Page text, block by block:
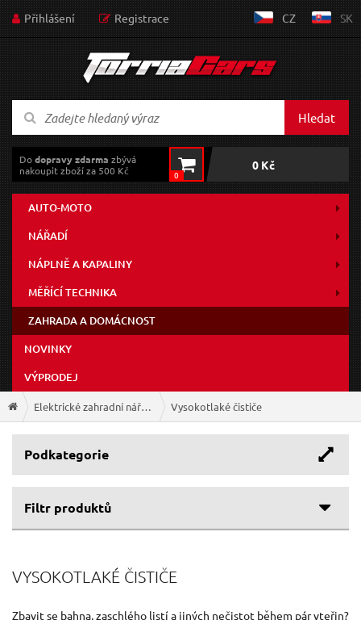
Přihlášení Registrace CZ SK
Hledat
Dodopravy zdarma zbývá
nakoupit zboží za 500 Kč
0
0 Kč
AUTO-MOTO
NÁŘADÍ
NÁPLNĚ A KAPALINY
MĚŘÍCÍ TECHNIKA
ZAHRADA A DOMÁCNOST
NOVINKY
VÝPRODEJ
Elektrické zahradní nářadí Vysokotlaké čističe
Podkategorie
Filtr produktů
Výrobce
EXTOL-CRAFT
(1)
VYSOKOTLAKÉ ČISTIČE
Zbavit se bahna, zaschlého listí a jiných nečistot během pár vteřin?